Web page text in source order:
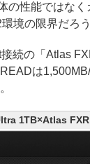
の性能ではなく
境の限界だろう
続の「Atlas
は
1TB×Atlas FXR